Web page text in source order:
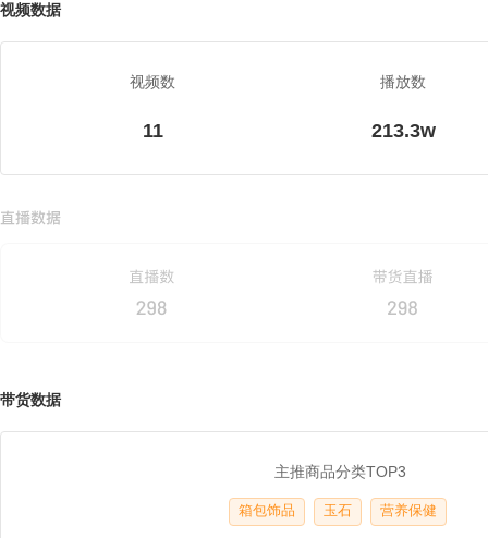
视频数据
视频数
11
播放数
213.3w
带货数据
主推商品分类TOP3
箱包饰品 玉石 营养保健